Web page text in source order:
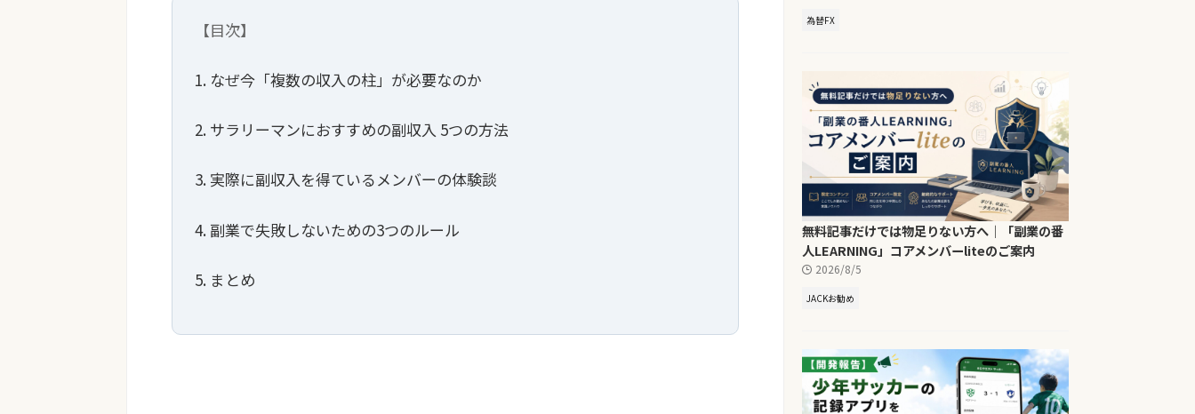
【目次】
1. なぜ今「複数の収入の柱」が必要なのか
2. サラリーマンにおすすめの副収入 5つの方法
3. 実際に副収入を得ているメンバーの体験談
4. 副業で失敗しないための3つのルール
5. まとめ
為替FX
無料記事だけでは物足りない方へ｜「副業の番
人LEARNING」コアメンバーliteのご案内
2026/8/5
JACKお勧め